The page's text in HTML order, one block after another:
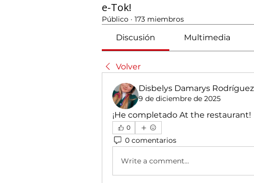
e-Tok!
Público · 173 miembros
Discusión Multimedia
Volver
Disbelys Damarys
9 de diciembre de 2025
¡He completado At the restaurant!
0
0 comentarios
Write a comment...